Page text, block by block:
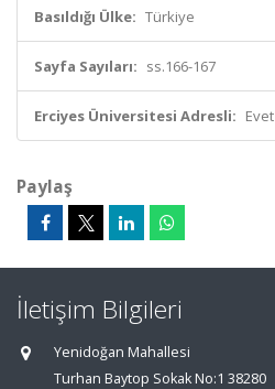
Basıldığı Ülke: Türkiye
Sayfa Sayıları: ss.166-167
Erciyes Üniversitesi Adresli: Evet
Paylaş
İletişim Bilgileri
Yenidoğan Mahallesi
Turhan Baytop Sokak No:1 38280